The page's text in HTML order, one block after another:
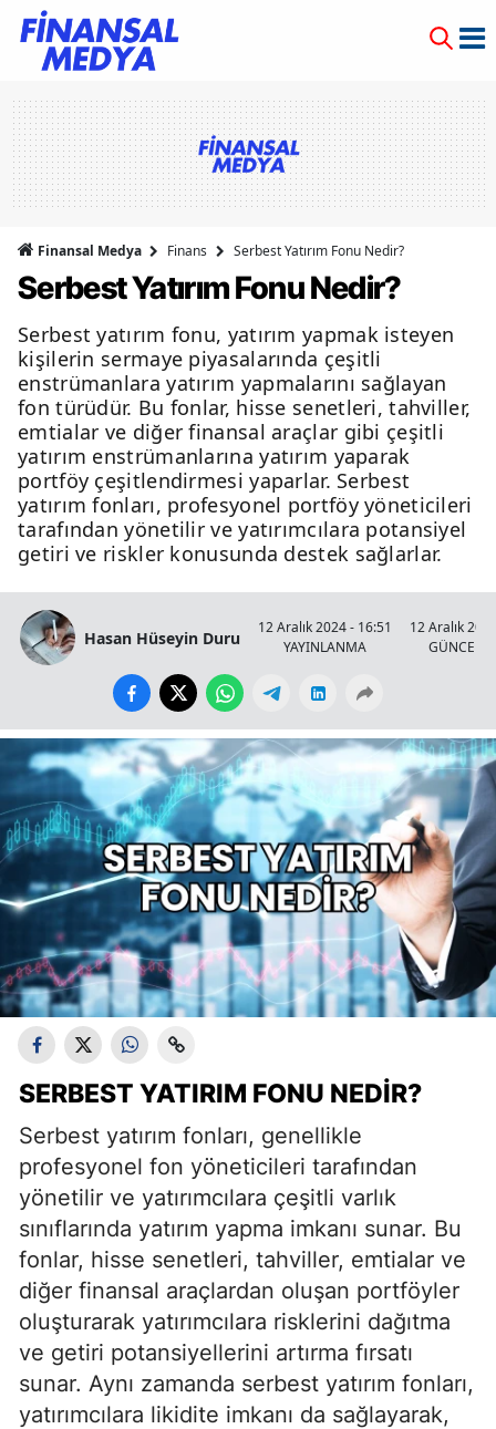
Finansal Medya Finans Serbest Yatırım Fonu Nedir?
Serbest Yatırım Fonu Nedir?
Serbest yatırım fonu, yatırım yapmak isteyen
kişilerin sermaye piyasalarında çeşitli
enstrümanlara yatırım yapmalarını sağlayan
fon türüdür. Bu fonlar, hisse senetleri, tahviller,
emtialar ve diğer finansal araçlar gibi çeşitli
yatırım enstrümanlarına yatırım yaparak
portföy çeşitlendirmesi yaparlar. Serbest
yatırım fonları, profesyonel portföy yöneticileri
tarafından yönetilir ve yatırımcılara potansiyel
getiri ve riskler konusunda destek sağlarlar.
Hasan Hüseyin Duru
12 Aralık 2024 - 16:51
YAYINLANMA
12 Aralık
SERBEST YATIRIM FONU NEDIR?
Serbest yatırım fonları, genellikle
profesyonel fon yöneticileri tarafından
yönetilir ve yatırımcılara çeşitli varlık
sınıflarında yatırım yapma imkanı sunar. Bu
fonlar, hisse senetleri, tahviller, emtialar ve
diğer finansal araçlardan oluşan portföyler
oluşturarak yatırımcılara risklerini dağıtma
ve getiri potansiyellerini artırma fırsatı
sunar. Aynı zamanda serbest yatırım fonları,
yatırımcılara likidite imkanı da sağlayarak,